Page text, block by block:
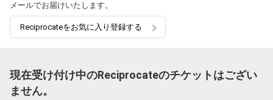
メールでお届けいたします。
Reciprocateをお気に入り登録する
現在受け付け中のReciprocateのチケットはござい
ません。